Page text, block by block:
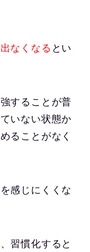
なくなる とい
することが普
いない状態か
ることがなく
感じにくくな
習慣化すると